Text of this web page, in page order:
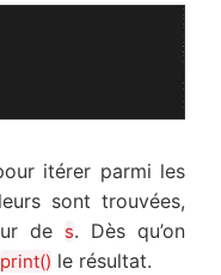
itérer parmi les
sont trouvées,
de s. Dès qu’on
print() le résultat.